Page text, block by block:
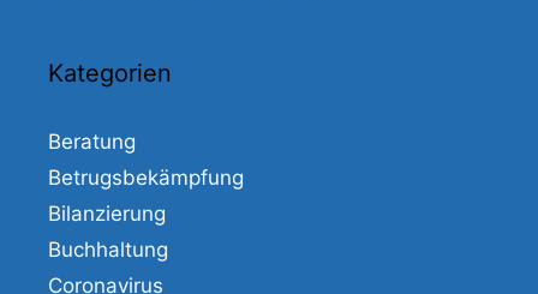
Kategorien
Beratung
Betrugsbekämpfung
Bilanzierung
Buchhaltung
Coronavirus